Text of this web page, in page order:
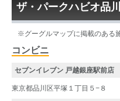
ザ・パークハビオ品
※グーグルマップに掲載のある
コンビニ
セブンイレブン 戸越銀座駅前店
東京都品川区平塚１丁目５−８